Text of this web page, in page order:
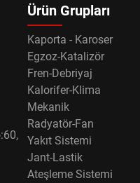
Ürün Grupları
Kaporta - Karoser
Egzoz-Katalizör
Fren-Debriyaj
Kalorifer-Klima
Mekanik
Radyatör-Fan
Yakıt Sistemi
Jant-Lastik
Ateşleme Sistemi